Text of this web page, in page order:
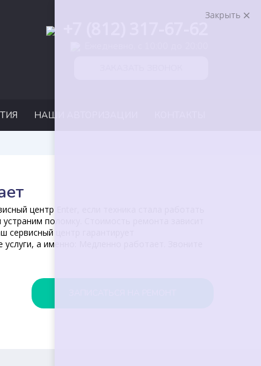
НАШИ АВТОРИЗАЦИИ
центр Enter, если техника стала работать
поломку. Стоимость ремонта зависит
центр гарантирует
а именно: Медленно работает. Звоните
Закрыть